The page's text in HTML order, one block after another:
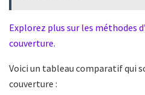
Explorez plus sur les méthodes
couverture.
Voici un tableau comparatif qui
couverture :